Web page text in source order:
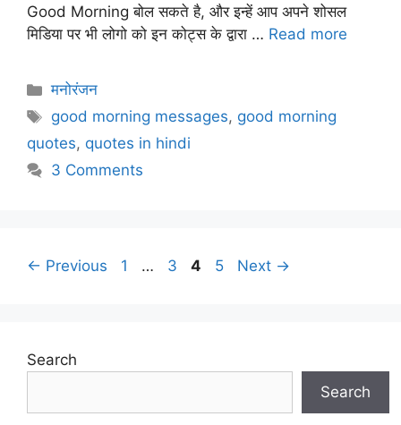
Good Morning बोल सकते है, और इन्हें आप अपने शोसल
मिडिया पर भी लोगो को इन कोट्स के द्वारा … Read more
Categories
मनोरंजन
Tags
good morning messages, good morning
quotes, quotes in hindi
3 Comments
← Previous Page
1 … Page
3 Page
4 Page
5 Next →
Search
Search